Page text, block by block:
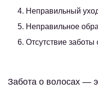
4. Неправильный
5. Неправильное
6. Отсутствие заботы
Забота о волосах —